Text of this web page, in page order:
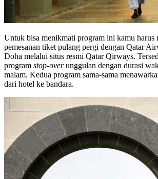
Untuk bisa menikmati program ini kamu harus
pemesanan tiket pulang pergi dengan Qatar
Doha melalui situs resmi Qatar Qirways.
program stop-overunggulan dengan durasi
malam. Kedua program sama-sama
dari hotel ke bandara.